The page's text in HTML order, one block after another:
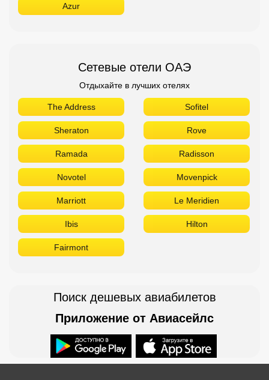
Azur
Сетевые отели ОАЭ
Отдыхайте в лучших отелях
The Address Sofitel
Sheraton Rove
Ramada Radisson
Novotel Movenpick
Marriott Le Meridien
Ibis Hilton
Fairmont
Поиск дешевых авиабилетов
Приложение от Авиасейлс